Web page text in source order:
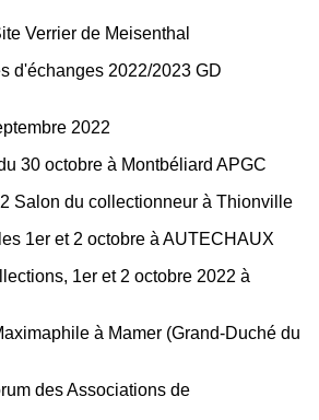
Verrier de Meisenthal
d'échanges 2022/2023 GD
2022
30 octobre à Montbéliard APGC
Salon du collectionneur à Thionville
1er et 2 octobre à AUTECHAUX
1er et 2 octobre 2022 à
à Mamer (Grand-Duché du
des Associations de